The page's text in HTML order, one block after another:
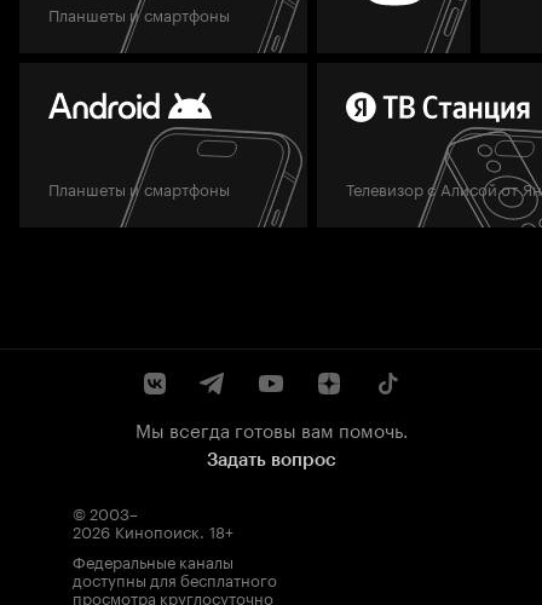
Планшеты и смартфоны
Планшеты и смартфоны Телевизор с Алисой от
Мы всегда готовы вам помочь.
Задать вопрос
© 2003–
2026 Кинопоиск. 18+
Федеральные каналы
доступны для бесплатного
просмотра круглосуточно